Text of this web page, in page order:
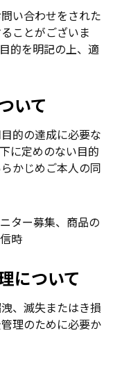
い合わせをされた
ことがございま
的を明記の上、適
いて
的の達成に必要な
に定めのない目的
かじめご本人の同
ター募集、商品の
時
について
、滅失またはき損
理のために必要か